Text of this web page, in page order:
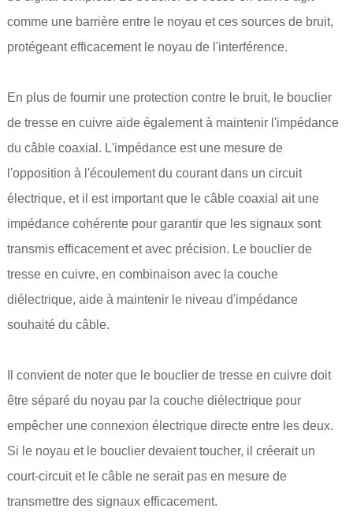
comme une barrière entre le noyau et ces sources de bruit,
protégeant efficacement le noyau de l'interférence.
En plus de fournir une protection contre le bruit, le bouclier
de tresse en cuivre aide également à maintenir l'impédance
du câble coaxial. L'impédance est une mesure de
l'opposition à l'écoulement du courant dans un circuit
électrique, et il est important que le câble coaxial ait une
impédance cohérente pour garantir que les signaux sont
transmis efficacement et avec précision. Le bouclier de
tresse en cuivre, en combinaison avec la couche
diélectrique, aide à maintenir le niveau d'impédance
souhaité du câble.
Il convient de noter que le bouclier de tresse en cuivre doit
être séparé du noyau par la couche diélectrique pour
empêcher une connexion électrique directe entre les deux.
Si le noyau et le bouclier devaient toucher, il créerait un
court-circuit et le câble ne serait pas en mesure de
transmettre des signaux efficacement.